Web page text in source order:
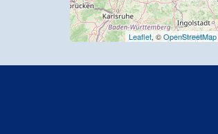
Leaflet, ©OpenStreetMap